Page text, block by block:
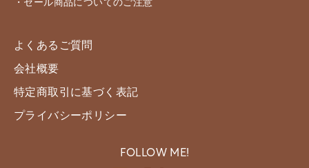
・セール商品についてのご注意
よくあるご質問
会社概要
特定商取引に基づく表記
プライバシーポリシー
FOLLOW ME!